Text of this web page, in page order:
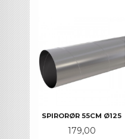
SPIRORØR 55CM Ø125
Pris
179,00